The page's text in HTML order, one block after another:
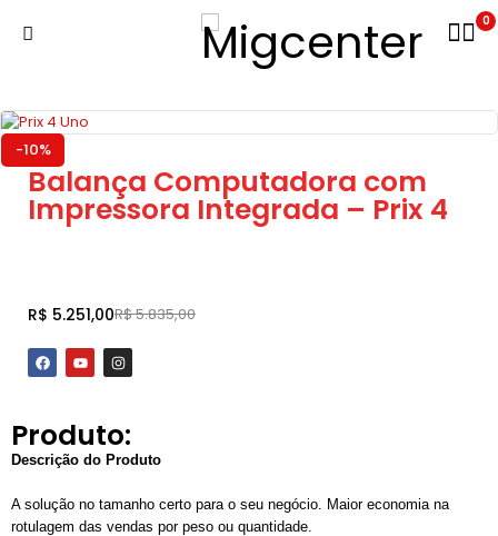
0
-10%
Balança Computadora com
Impressora Integrada – Prix 4
R$5.835,00
R$ 5.251,00
Produto:
Descrição do Produto
A solução no tamanho certo para o seu negócio. Maior economia na
rotulagem das vendas por peso ou quantidade.